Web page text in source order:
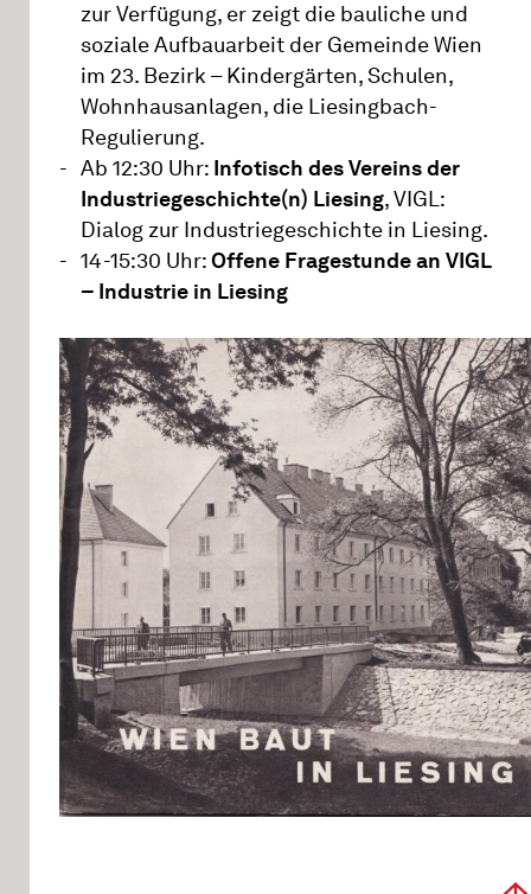
zur Verfügung, er zeigt die bauliche und
soziale Aufbauarbeit der Gemeinde Wien
im 23. Bezirk – Kindergärten, Schulen,
Wohnhausanlagen, die Liesingbach-
Regulierung.
Ab 12:30 Uhr: Infotisch des Vereins der
Industriegeschichte(n) Liesing, VIGL:
Dialog zur Industriegeschichte in Liesing.
14-15:30 Uhr:Offene Fragestunde an VIGL
– Industrie in Liesing